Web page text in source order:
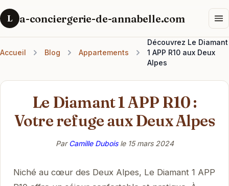
L a-conciergerie-de-annabelle.com
Accueil Blog Appartements
Découvrez Le Diamant
1 APP R10 aux Deux
Alpes
Le Diamant 1 APP R10 :
Votre refuge aux Deux Alpes
ParCamille Duboisle 15 mars 2024
Niché au cœur des Deux Alpes, Le Diamant 1 APP